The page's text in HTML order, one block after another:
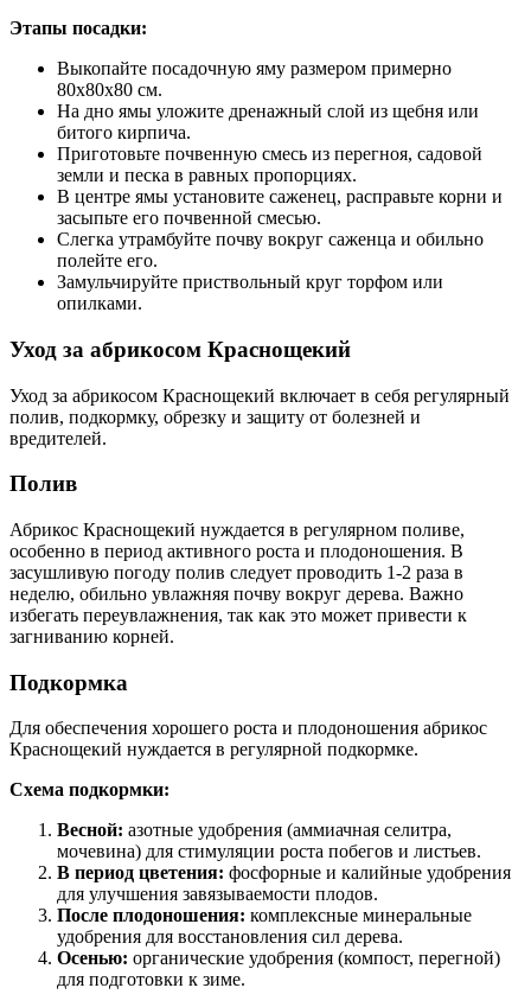
Этапы посадки:
Выкопайте посадочную яму размером примерно
80x80x80 см.
На дно ямы уложите дренажный слой из щебня или
битого кирпича.
Приготовьте почвенную смесь из перегноя, садовой
земли и песка в равных пропорциях.
В центре ямы установите саженец, расправьте корни и
засыпьте его почвенной смесью.
Слегка утрамбуйте почву вокруг саженца и обильно
полейте его.
Замульчируйте приствольный круг торфом или
опилками.
Уход за абрикосом Краснощекий
Уход за абрикосом Краснощекий включает в себя регулярный
полив, подкормку, обрезку и защиту от болезней и
вредителей.
Полив
Абрикос Краснощекий нуждается в регулярном поливе,
особенно в период активного роста и плодоношения. В
засушливую погоду полив следует проводить 1-2 раза в
неделю, обильно увлажняя почву вокруг дерева. Важно
избегать переувлажнения, так как это может привести к
загниванию корней.
Подкормка
Для обеспечения хорошего роста и плодоношения абрикос
Краснощекий нуждается в регулярной подкормке.
Схема подкормки:
Весной: азотные удобрения (аммиачная селитра,
мочевина) для стимуляции роста побегов и листьев.
В период цветения: фосфорные и калийные удобрения
для улучшения завязываемости плодов.
После плодоношения: комплексные минеральные
удобрения для восстановления сил дерева.
Осенью: органические удобрения (компост, перегной)
для подготовки к зиме.